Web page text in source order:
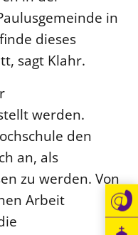
in
dieses
sagt Klahr.
werden.
den
an, als
zu werden. Von
Arbeit